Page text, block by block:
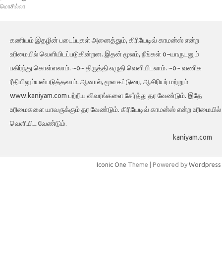
மொசில்லா
கணியம் இதழின் படைப்புகள் அனைத்தும், கிரியேடிவ் காமன்ஸ் என்ற
உரிமையில் வெளியிடப்படுகின்றன. இதன் மூலம், நீங்கள் o~யாருடனும்
பகிர்ந்து கொள்ளலாம். ~o~ திருத்தி எழுதி வெளியிடலாம். ~o~ வணிக
ரீதியிலும்யன்படுத்தலாம். ஆனால், மூல கட்டுரை, ஆசிரியர் மற்றும்
www.kaniyam.com பற்றிய விவரங்களை சேர்த்து தர வேண்டும். இதே
உரிமைகளை யாவருக்கும் தர வேண்டும். கிரியேடிவ் காமன்ஸ் என்ற உரிமையில்
வெளியிட வேண்டும்.
kaniyam.com
Iconic One Theme | Powered by Wordpress